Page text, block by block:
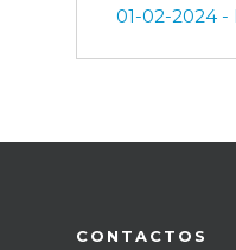
01-02-2024 -
CONTACTOS